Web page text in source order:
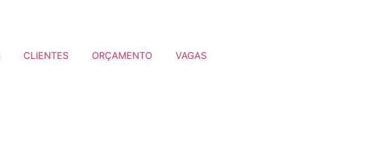
CLIENTES ORÇAMENTO VAGAS